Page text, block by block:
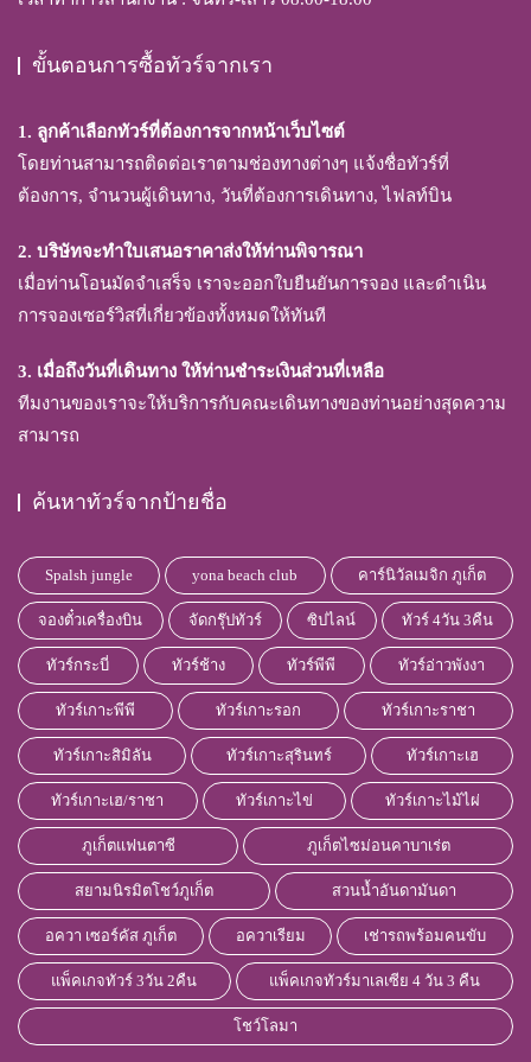
ขั้นตอนการซื้อทัวร์จากเรา
1. ลูกค้าเลือกทัวร์ที่ต้องการจากหน้าเว็บไซต์
โดยท่านสามารถติดต่อเราตามช่องทางต่างๆ แจ้งชื่อทัวร์ที่
ต้องการ, จำนวนผู้เดินทาง, วันที่ต้องการเดินทาง, ไฟลท์บิน
2. บริษัทจะทำใบเสนอราคาส่งให้ท่านพิจารณา
เมื่อท่านโอนมัดจำเสร็จ เราจะออกใบยืนยันการจอง และดำเนิน
การจองเซอร์วิสที่เกี่ยวข้องทั้งหมดให้ทันที
3. เมื่อถึงวันที่เดินทาง ให้ท่านชำระเงินส่วนที่เหลือ
ทีมงานของเราจะให้บริการกับคณะเดินทางของท่านอย่างสุดความ
สามารถ
ค้นหาทัวร์จากป้ายชื่อ
Spalsh jungle yona beach club คาร์นิวัลเมจิก ภูเก็ต
จองตั๋วเครื่องบิน จัดกรุ๊ปทัวร์ ซิปไลน์ ทัวร์ 4วัน 3คืน
ทัวร์กระบี่ ทัวร์ช้าง ทัวร์พีพี ทัวร์อ่าวพังงา
ทัวร์เกาะพีพี ทัวร์เกาะรอก ทัวร์เกาะราชา
ทัวร์เกาะสิมิลัน ทัวร์เกาะสุรินทร์ ทัวร์เกาะเฮ
ทัวร์เกาะเฮ/ราชา ทัวร์เกาะไข่ ทัวร์เกาะไม้ไผ่
ภูเก็ตแฟนตาซี ภูเก็ตไซม่อนคาบาเร่ต
สยามนิรมิตโชว์ภูเก็ต สวนน้ำอันดามันดา
อควา เซอร์คัส ภูเก็ต อควาเรียม เช่ารถพร้อมคนขับ
แพ็คเกจทัวร์ 3วัน 2คืน แพ็คเกจทัวร์มาเลเซีย 4 วัน 3 คืน
โชว์โลมา